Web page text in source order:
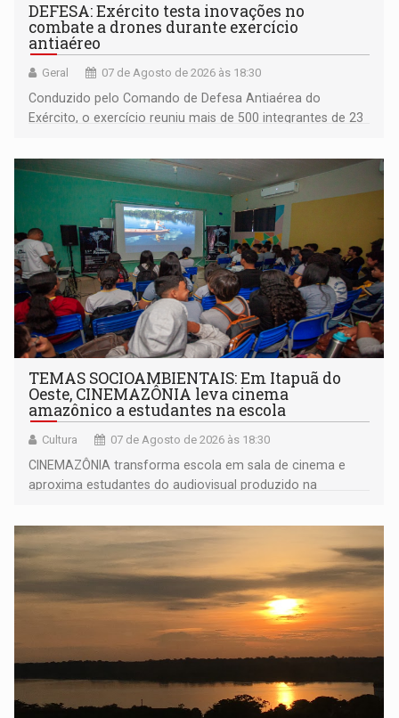
DEFESA: Exército testa inovações no
combate a drones durante exercício
antiaéreo
Geral 07 de Agosto de 2026 às 18:30
Conduzido pelo Comando de Defesa Antiaérea do
Exército, o exercício reuniu mais de 500 integrantes de 23
TEMAS SOCIOAMBIENTAIS: Em Itapuã do
Oeste, CINEMAZÔNIA leva cinema
amazônico a estudantes na escola
Cultura 07 de Agosto de 2026 às 18:30
CINEMAZÔNIA transforma escola em sala de cinema e
aproxima estudantes do audiovisual produzido na